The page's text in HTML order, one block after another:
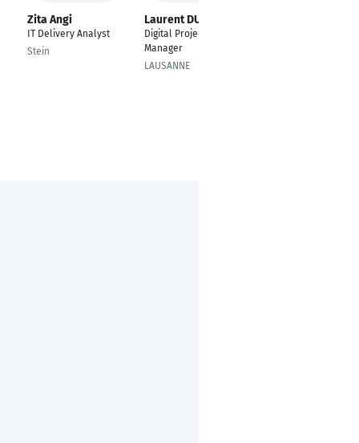
Zita Angi
IT Delivery Analyst
Stein
Laurent DUPREY
Digital Project
Manager
LAUSANNE